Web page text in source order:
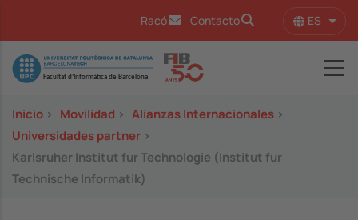
Racó Contacto ES
Image
Inicio > Movilidad > Alianzas Internacionales >
Universidades partner >
Karlsruher Institut fur Technologie (Institut fur
Technische Informatik)